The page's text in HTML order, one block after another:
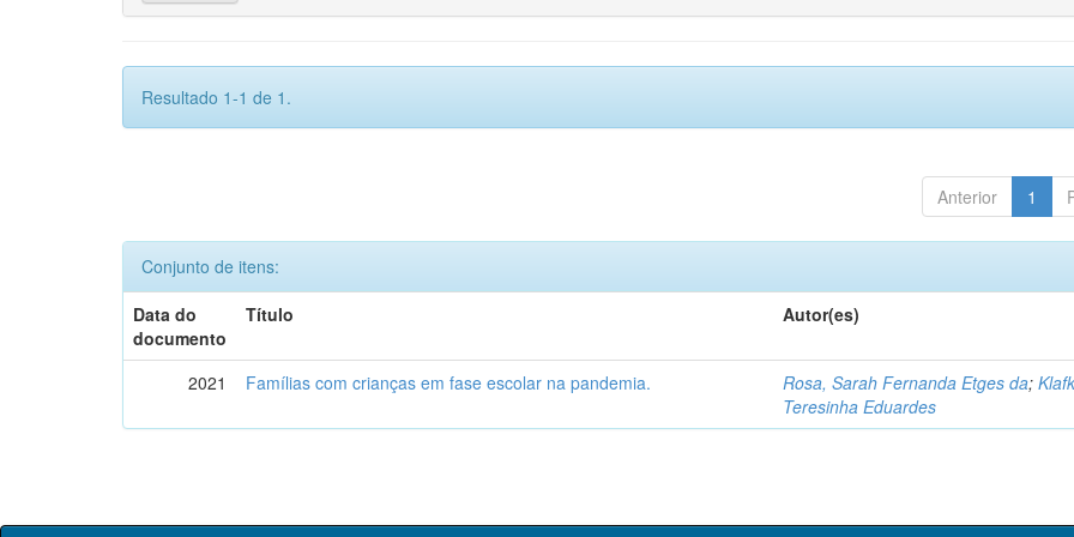
Resultado 1-1 de 1.
Anterior 1
Conjunto de itens:
Data do
documento
Título Autor(es)
2021 Famílias com crianças em fase escolar na pandemia. Rosa, Sarah Fernanda Etges da;
Teresinha Eduardes